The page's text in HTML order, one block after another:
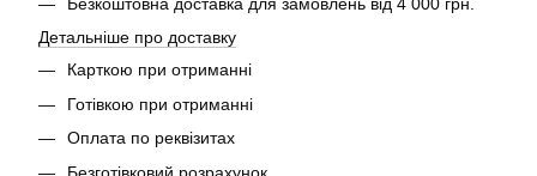
Детальніше про доставку
Карткою при отриманні
Готівкою при отриманні
Оплата по реквізитах
Безготівковий розрахунок